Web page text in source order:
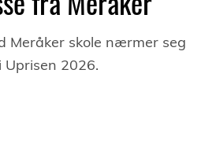
Meråker skole nærmer seg
Uprisen 2026.